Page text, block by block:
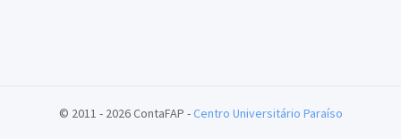
© 2011 - 2026 ContaFAP -Centro Universitário Paraíso